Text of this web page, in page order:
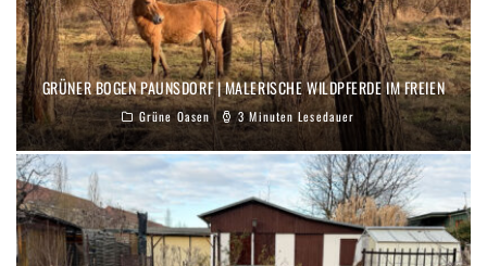
GRÜNER BOGEN PAUNSDORF | MALERISCHE WILDPFERDE IM FREIEN
Grüne Oasen 3 Minuten Lesedauer